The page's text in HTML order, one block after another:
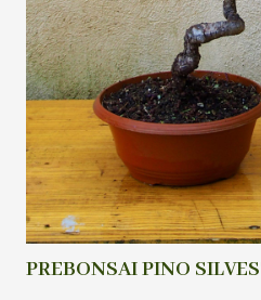
PREBONSAI PINO